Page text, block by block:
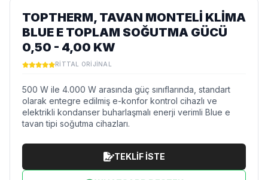
TOPTHERM, TAVAN MONTELI KLIMA
BLUE E TOPLAM SOĞUTMA GÜCÜ
0,50 - 4,00 KW
RITTAL ORIJINAL
500 W ile 4.000 W arasında güç sınıflarında, standart
olarak entegre edilmiş e-konfor kontrol cihazlı ve
elektrikli kondanser buharlaşmalı enerji verimli Blue e
tavan tipi soğutma cihazları.
TEKLİF İSTE